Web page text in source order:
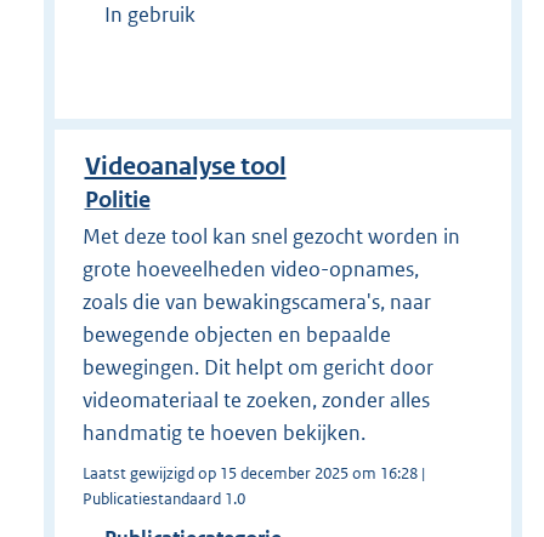
In gebruik
Videoanalyse tool
Politie
Met deze tool kan snel gezocht worden in
grote hoeveelheden video-opnames,
zoals die van bewakingscamera's, naar
bewegende objecten en bepaalde
bewegingen. Dit helpt om gericht door
videomateriaal te zoeken, zonder alles
handmatig te hoeven bekijken.
Laatst gewijzigd op 15 december 2025 om 16:28 |
Publicatiestandaard 1.0